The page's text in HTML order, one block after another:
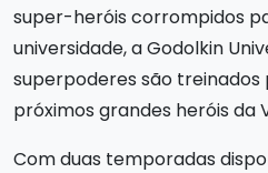
super-heróis corrompidos
universidade, a Godolkin
superpoderes são
próximos grandes heróis da
Com duas temporadas